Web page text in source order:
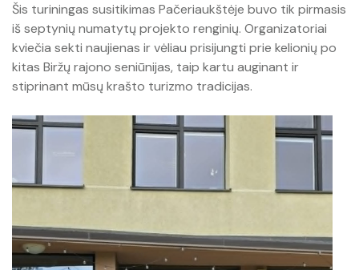
Šis turiningas susitikimas Pačeriaukštėje buvo tik pirmasis
iš septynių numatytų projekto renginių. Organizatoriai
kviečia sekti naujienas ir vėliau prisijungti prie kelionių po
kitas Biržų rajono seniūnijas, taip kartu auginant ir
stiprinant mūsų krašto turizmo tradicijas.